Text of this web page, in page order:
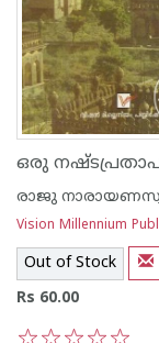
Vision Millennium
Out of Stock
Rs 60.00